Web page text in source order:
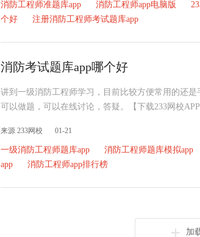
消防工程师准题库app 消防工程师app电脑版
个好
注册消防工程师考试题库app
消防考试题库app哪个好
讲到一级消防工程师学习，目前比较方便常用的还是
可以做题，可以在线讨论，答疑。【下载233网校
来源 233网校 01-21
一级消防工程师题库app 消防工程师题库模拟app
app
消防工程师app排行榜
加